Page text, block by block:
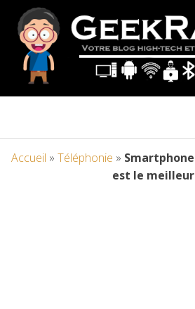
Accueil » Téléphonie »
est le meilleur